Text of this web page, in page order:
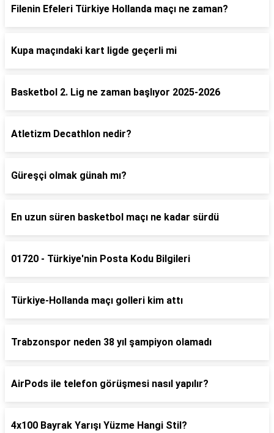
Filenin Efeleri Türkiye Hollanda maçı ne zaman?
Kupa maçındaki kart ligde geçerli mi
Basketbol 2. Lig ne zaman başlıyor 2025-2026
Atletizm Decathlon nedir?
Güreşçi olmak günah mı?
En uzun süren basketbol maçı ne kadar sürdü
01720 - Türkiye'nin Posta Kodu Bilgileri
Türkiye-Hollanda maçı golleri kim attı
Trabzonspor neden 38 yıl şampiyon olamadı
AirPods ile telefon görüşmesi nasıl yapılır?
4x100 Bayrak Yarışı Yüzme Hangi Stil?